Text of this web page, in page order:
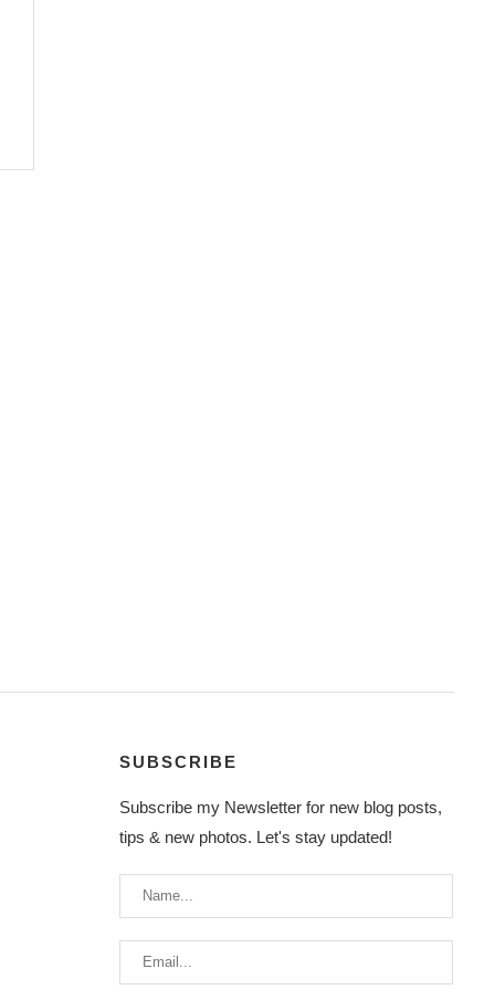
SUBSCRIBE
Subscribe my Newsletter for new blog posts,
tips & new photos. Let's stay updated!